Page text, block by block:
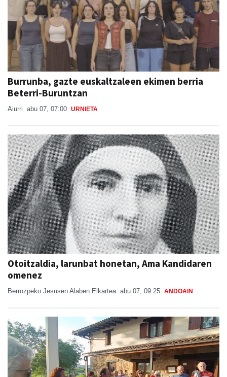
Burrunba, gazte euskaltzaleen ekimen berria
Beterri-Buruntzan
Aiurri abu 07, 07:00 URNIETA
Otoitzaldia, larunbat honetan, Ama Kandidaren
omenez
Berrozpeko Jesusen Alaben Elkartea abu 07, 09:25 ANDOAIN